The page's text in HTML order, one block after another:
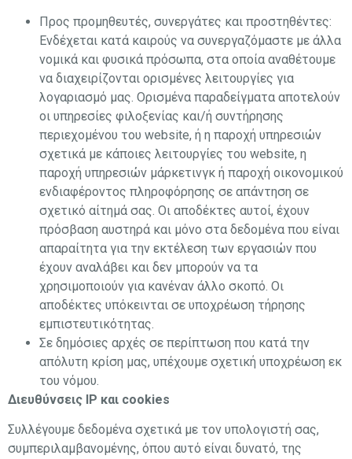
Προς προμηθευτές, συνεργάτες και προστηθέντες:
Ενδέχεται κατά καιρούς να συνεργαζόμαστε με άλλα
νομικά και φυσικά πρόσωπα, στα οποία αναθέτουμε
να διαχειρίζονται ορισμένες λειτουργίες για
λογαριασμό μας. Ορισμένα παραδείγματα αποτελούν
οι υπηρεσίες φιλοξενίας και/ή συντήρησης
περιεχομένου του website, ή η παροχή υπηρεσιών
σχετικά με κάποιες λειτουργίες του website, η
παροχή υπηρεσιών μάρκετινγκ ή παροχή οικονομικού
ενδιαφέροντος πληροφόρησης σε απάντηση σε
σχετικό αίτημά σας. Οι αποδέκτες αυτοί, έχουν
πρόσβαση αυστηρά και μόνο στα δεδομένα που είναι
απαραίτητα για την εκτέλεση των εργασιών που
έχουν αναλάβει και δεν μπορούν να τα
χρησιμοποιούν για κανέναν άλλο σκοπό. Οι
αποδέκτες υπόκεινται σε υποχρέωση τήρησης
εμπιστευτικότητας.
Σε δημόσιες αρχές σε περίπτωση που κατά την
απόλυτη κρίση μας, υπέχουμε σχετική υποχρέωση εκ
του νόμου.
Διευθύνσεις IP και cookies
Συλλέγουμε δεδομένα σχετικά με τον υπολογιστή σας,
συμπεριλαμβανομένης, όπου αυτό είναι δυνατό, της